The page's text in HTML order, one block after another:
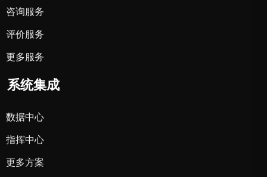
咨询服务
评价服务
更多服务
系统集成
数据中心
指挥中心
更多方案